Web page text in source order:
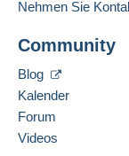
Diese Zone
Adresse
Dr.-Franz-
AT-5020
Österreich
Diesen
Nehmen Sie
Community
Blog
Kalender
Forum
Videos